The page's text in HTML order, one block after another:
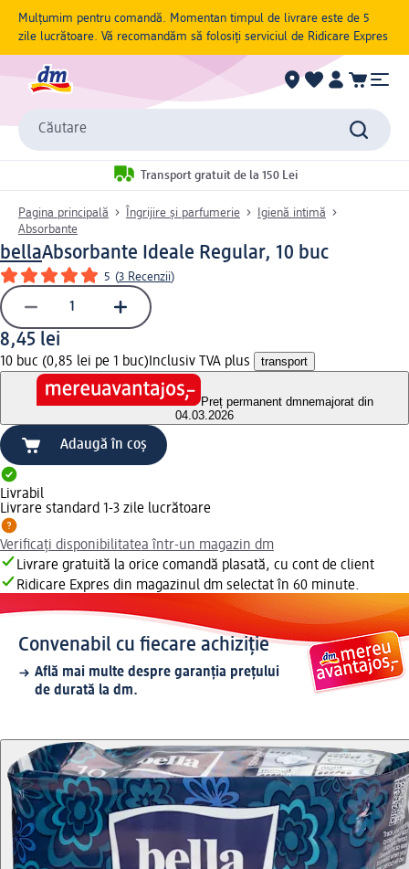
Mulțumim pentru comandă. Momentan timpul de livrare este de 5
zile lucrătoare. Vă recomandăm să folosiți serviciul de Ridicare Expres
Căutare
Transport gratuit de la 150 Lei
Pagina principală Îngrijire și parfumerie
Igienă intimă
Absorbante
bellaAbsorbante Ideale Regular, 10 buc
5 (3 Recenzii)
8,45 lei
10 buc (0,85 lei pe 1 buc) Inclusiv TVA plus transport
Preț permanent dmnemajorat din
04.03.2026
Adaugă în coș
Livrabil
Livrare standard 1-3 zile lucrătoare
Verificați disponibilitatea într-un magazin dm
Livrare gratuită la orice comandă plasată, cu cont de client
Ridicare Expres din magazinul dm selectat în 60 minute.
Convenabil cu fiecare achiziție
Află mai multe despre garanția prețului
de durată la dm.